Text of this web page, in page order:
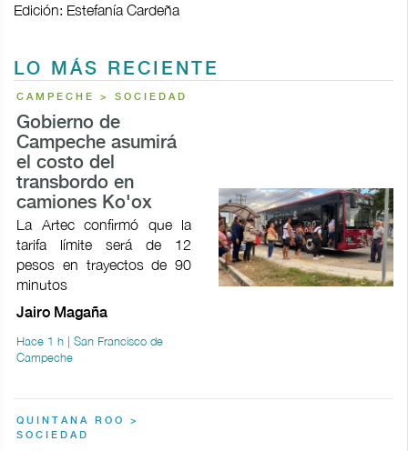
Edición: Estefanía Cardeña
LO MÁS RECIENTE
CAMPECHE > SOCIEDAD
Gobierno de
Campeche asumirá
el costo del
transbordo en
camiones Ko'ox
La Artec confirmó que la
tarifa límite será de 12
pesos en trayectos de 90
minutos
Jairo Magaña
Hace 1 h | San Francisco de
Campeche
QUINTANA ROO >
SOCIEDAD